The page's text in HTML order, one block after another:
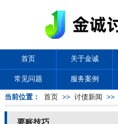
首页 关于金诚
常见问题 服务案例
当前位置： 首页 >> 讨债新闻 >>